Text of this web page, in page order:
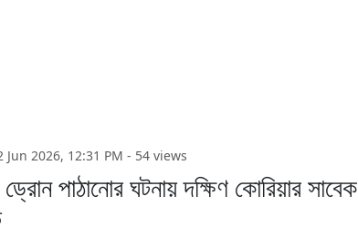
- 12 Jun 2026, 12:31 PM - 54 views
পাঠানোর ঘটনায় দক্ষিণ কোরিয়ার সাবেক